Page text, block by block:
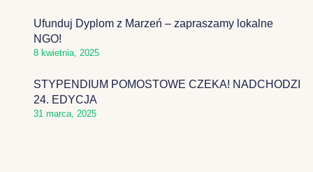
Ufunduj Dyplom z Marzeń – zapraszamy lokalne
NGO!
8 kwietnia, 2025
STYPENDIUM POMOSTOWE CZEKA! NADCHODZI
24. EDYCJA
31 marca, 2025